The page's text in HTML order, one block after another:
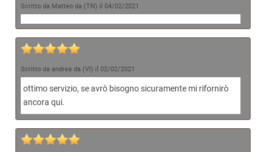
Scritto da Matteo da (TN) il 04/02/2021
Scritto da andrea da (VI) il 02/02/2021
ottimo servizio, se avrò bisogno sicuramente mi rifornirò
ancora qui.